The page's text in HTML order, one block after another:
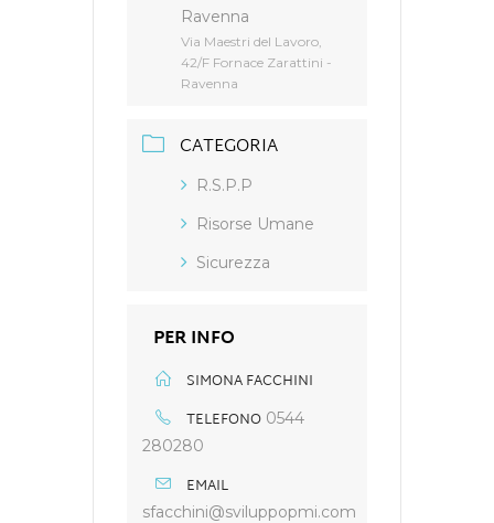
Ravenna
Via Maestri del Lavoro,
42/F Fornace Zarattini -
Ravenna
CATEGORIA
R.S.P.P
Risorse Umane
Sicurezza
PER INFO
SIMONA FACCHINI
TELEFONO 0544
280280
EMAIL
sfacchini@sviluppopmi.com